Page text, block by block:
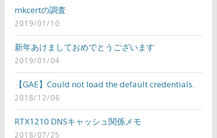
mkcertの調査
2019/01/10
新年あけましておめでとうございます
2019/01/04
【GAE】Could not load the default credentials.
2018/12/06
RTX1210 DNSキャッシュ関係メモ
2018/07/25